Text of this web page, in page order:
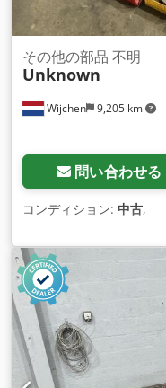
Wijchen 9,205 km
その他の部品 不明
Unknown
問い合わせる
コンディション: 中古,